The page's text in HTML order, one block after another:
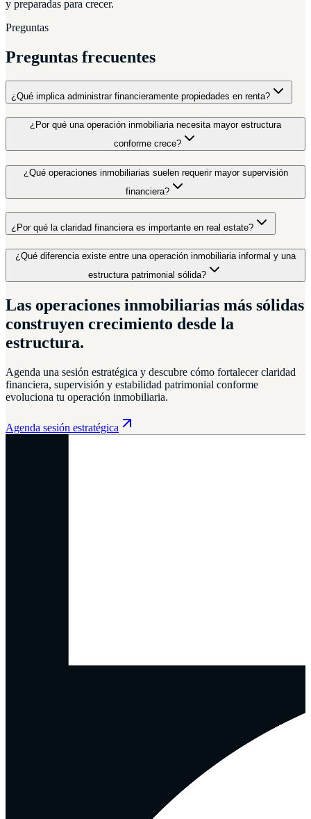
y preparadas para crecer.
Preguntas
Preguntas frecuentes
¿Qué implica administrar financieramente propiedades en renta?
¿Por qué una operación inmobiliaria necesita mayor estructura
conforme crece?
¿Qué operaciones inmobiliarias suelen requerir mayor supervisión
financiera?
¿Por qué la claridad financiera es importante en real estate?
¿Qué diferencia existe entre una operación inmobiliaria informal y una
estructura patrimonial sólida?
Las operaciones inmobiliarias más sólidas
construyen crecimiento desde la
estructura.
Agenda una sesión estratégica y descubre cómo fortalecer claridad
financiera, supervisión y estabilidad patrimonial conforme
evoluciona tu operación inmobiliaria.
Agenda sesión estratégica